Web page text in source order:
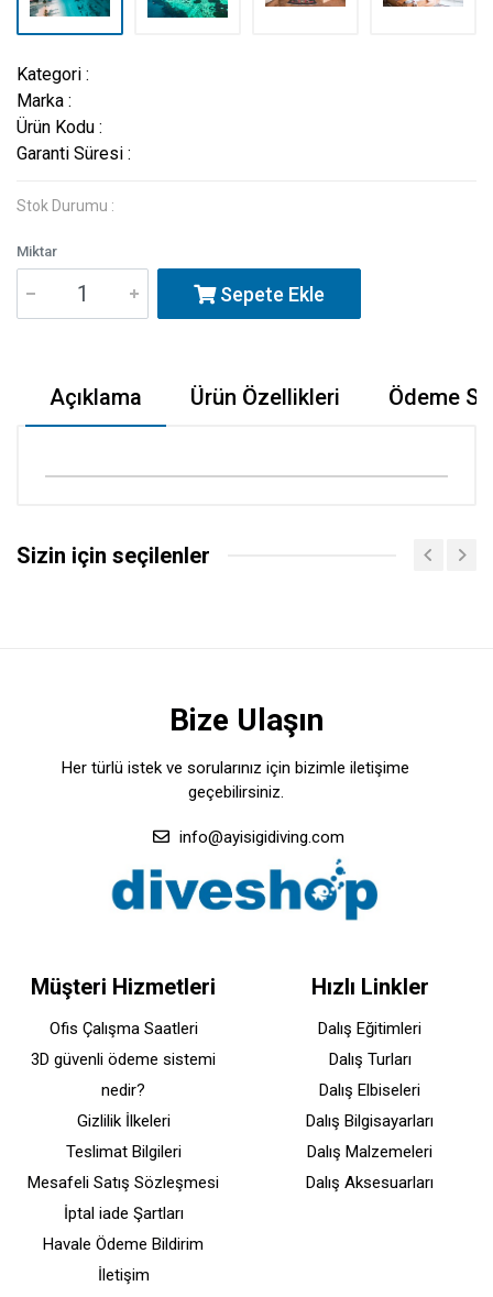
Kategori :
Marka :
Ürün Kodu :
Garanti Süresi :
Stok Durumu :
Miktar
Sepete Ekle
Açıklama Ürün Özellikleri Ödeme
Sizin için seçilenler
Bize Ulaşın
Her türlü istek ve sorularınız için bizimle iletişime
geçebilirsiniz.
info@ayisigidiving.com
Müşteri Hizmetleri
Ofis Çalışma Saatleri
3D güvenli ödeme sistemi
nedir?
Gizlilik İlkeleri
Teslimat Bilgileri
Mesafeli Satış Sözleşmesi
İptal iade Şartları
Havale Ödeme Bildirim
İletişim
Hızlı Linkler
Dalış Eğitimleri
Dalış Turları
Dalış Elbiseleri
Dalış Bilgisayarları
Dalış Malzemeleri
Dalış Aksesuarları